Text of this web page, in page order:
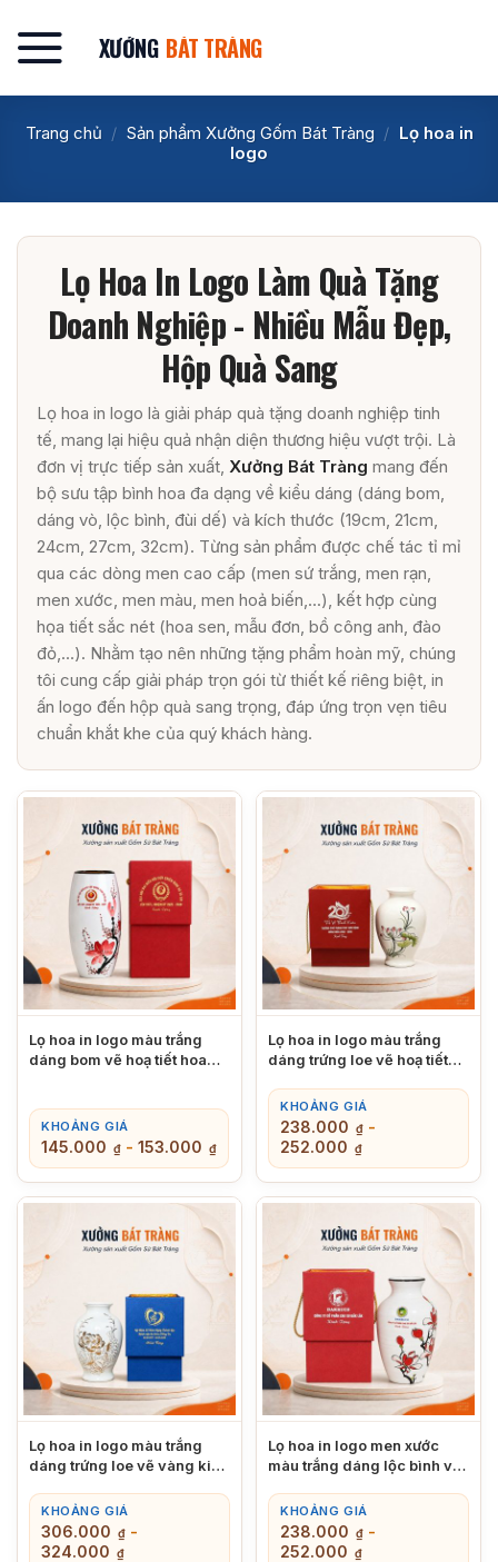
qua
nội
dung
XƯỞNG BÁT TRÀNG
Trang chủ / Sản phẩm Xưởng Gốm Bát Tràng / Lọ hoa in
logo
Lọ Hoa In Logo Làm Quà Tặng
Doanh Nghiệp - Nhiều Mẫu Đẹp,
Hộp Quà Sang
Lọ hoa in logo là giải pháp quà tặng doanh nghiệp tinh
tế, mang lại hiệu quả nhận diện thương hiệu vượt trội. Là
đơn vị trực tiếp sản xuất, Xưởng Bát Tràng mang đến
bộ sưu tập bình hoa đa dạng về kiểu dáng (dáng bom,
dáng vò, lộc bình, đùi dế) và kích thước (19cm, 21cm,
24cm, 27cm, 32cm). Từng sản phẩm được chế tác tỉ mỉ
qua các dòng men cao cấp (men sứ trắng, men rạn,
men xước, men màu, men hoả biến,...), kết hợp cùng
họa tiết sắc nét (hoa sen, mẫu đơn, bồ công anh, đào
đỏ,...). Nhằm tạo nên những tặng phẩm hoàn mỹ, chúng
tôi cung cấp giải pháp trọn gói từ thiết kế riêng biệt, in
ấn logo đến hộp quà sang trọng, đáp ứng trọn vẹn tiêu
chuẩn khắt khe của quý khách hàng.
Lọ hoa in logo màu trắng
dáng bom vẽ hoạ tiết hoa
KHOẢNG GIÁ
145.000 ₫ - 153.000 ₫
Lọ hoa in logo màu trắng
dáng trứng loe vẽ hoạ tiết
XBT-LH02
KHOẢNG GIÁ
238.000 ₫ -
252.000 ₫
Lọ hoa in logo màu trắng
dáng trứng loe vẽ vàng kim
24cm XBT-LH03
KHOẢNG GIÁ
306.000 ₫ -
324.000 ₫
Lọ hoa in logo men xước
màu trắng dáng lộc bình vẽ
cao 27cm XBT-LH04
KHOẢNG GIÁ
238.000 ₫ -
252.000 ₫